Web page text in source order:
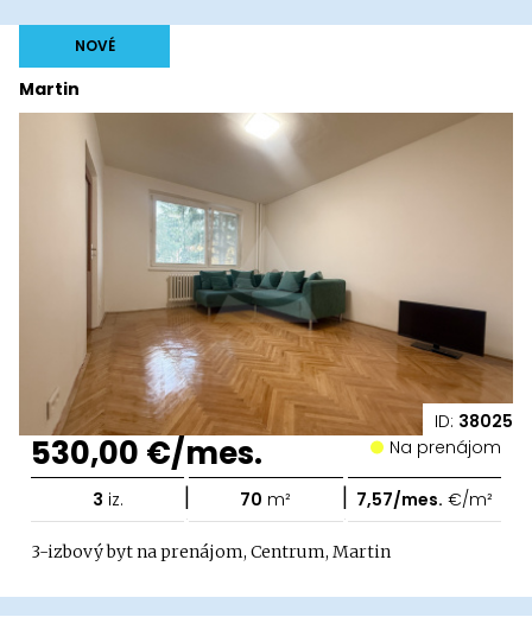
ID: 38025
Martin
NOVÉ
530,00 €/mes. Na prenájom
3 iz. | 70 m² | 7,57/mes. €/m²
3-izbový byt na prenájom, Centrum, Martin